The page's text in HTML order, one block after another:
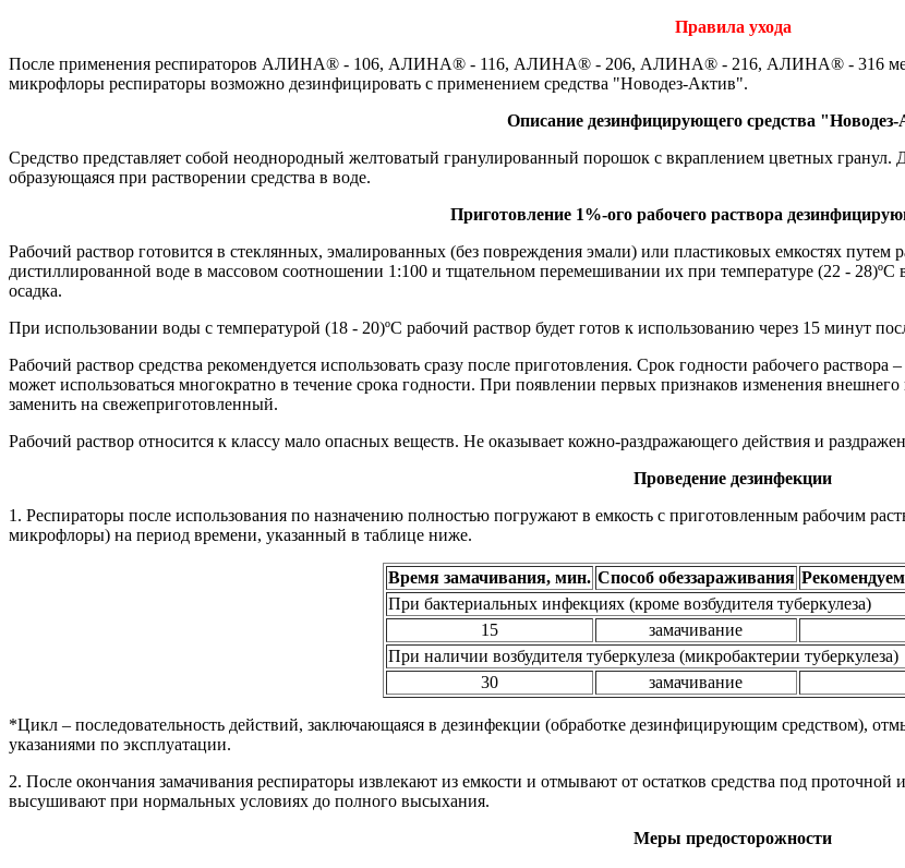
Правила ухода
После применения респираторов АЛИНА® - 106, АЛИНА® - 116, АЛИНА® - 206, АЛИНА® - 216, АЛИНА® - 316
микрофлоры респираторы возможно дезинфицировать с применением средства "Новодез-Актив".
Описание дезинфицирующего средства
Средство представляет собой неоднородный желтоватый гранулированный порошок с вкраплением цветных
образующаяся при растворении средства в воде.
Приготовление 1%-ого рабочего раствора
Рабочий раствор готовится в стеклянных, эмалированных (без повреждения эмали) или пластиковых емкостях путем
дистиллированной воде в массовом соотношении 1:100 и тщательном перемешивании их при температуре (22 - 28)ºС
осадка.
При использовании воды с температурой (18 - 20)ºС рабочий раствор будет готов к использованию через 15 минут
Рабочий раствор средства рекомендуется использовать сразу после приготовления. Срок годности рабочего
может использоваться многократно в течение срока годности. При появлении первых признаков изменения
заменить на свежеприготовленный.
Рабочий раствор относится к классу мало опасных веществ. Не оказывает кожно-раздражающего действия и
Проведение дезинфекции
1. Респираторы после использования по назначению полностью погружают в емкость с приготовленным рабочим
микрофлоры) на период времени, указанный в таблице ниже.
Время замачивания, мин. Способ обеззараживания
При бактериальных инфекциях (кроме возбудителя туберкулеза)
15
замачивание
При наличии возбудителя туберкулеза (микробактерии туберкулеза)
30
замачивание
*Цикл – последовательность действий, заключающаяся в дезинфекции (обработке дезинфицирующим средством),
указаниями по эксплуатации.
2. После окончания замачивания респираторы извлекают из емкости и отмывают от остатков средства под
высушивают при нормальных условиях до полного высыхания.
Меры предосторожности